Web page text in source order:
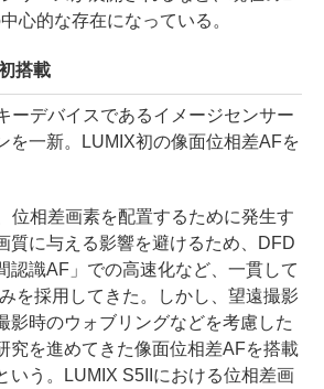
心的な存在になっている。
搭載
ーデバイスであるイメージセンサー
を一新。LUMIX初の像面位相差AFを
位相差画素を配置するために発生す
質に与える影響を避けるため、DFD
認識AF」での高速化など、一貫して
を採用してきた。しかし、望遠撮影
影時のウォブリングなどを考慮した
究を進めてきた像面位相差AFを搭載
いう。LUMIX S5IIにおける位相差画